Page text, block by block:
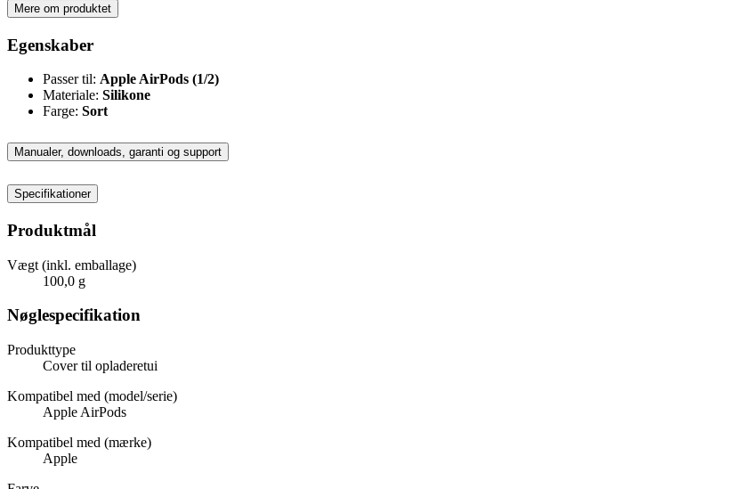
Mere om produktet
Egenskaber
Passer til: Apple AirPods (1/2)
Materiale: Silikone
Farge: Sort
Manualer, downloads, garanti og support
Specifikationer
Produktmål
Vægt (inkl. emballage)
100,0 g
Nøglespecifikation
Produkttype
Cover til opladeretui
Kompatibel med (model/serie)
Apple AirPods
Kompatibel med (mærke)
Apple